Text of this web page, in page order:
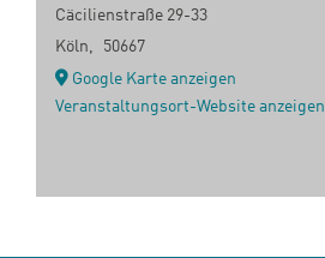
Cäcilienstraße 29-33
Köln
50667
Google Karte anzeigen
Veranstaltungsort-Website anzeigen